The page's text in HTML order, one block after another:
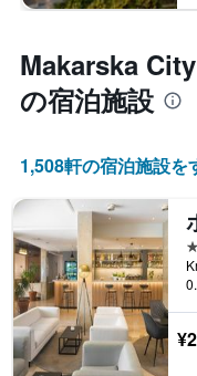
Makarska
の宿泊施設
1,508​軒の宿泊施設を